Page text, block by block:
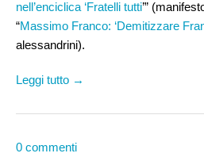
nell’enciclica ‘Fratelli tutti’”
“Massimo Franco: ‘Demitizzare
alessandrini).
Leggi tutto →
0 commenti